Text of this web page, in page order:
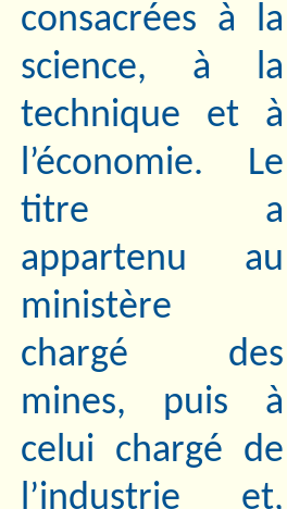
consacrées à la
science, à la
technique et à
l’économie. Le
titre a
appartenu au
ministère
chargé des
mines, puis à
celui chargé de
l’industrie et,